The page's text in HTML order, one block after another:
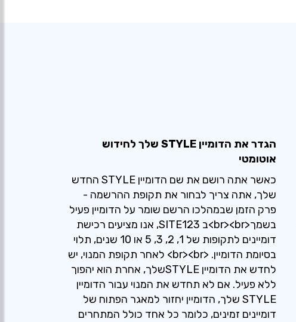
הגדר את הדומיין STYLE שלך לחידוש
אוטומטי
כאשר אתה רושם את שם הדומיין STYLE החדש
שלך, אתה צריך לבחור את תקופת ההרשמה -
פרק הזמן שבמהלכו הרשם שומר על הדומיין פעיל
בשמך<br><br>ב SITE123, אנו מציעים רכישת
דומיינים לתקופות של 1, 2, 3, 5 או 10 שנים, תלוי
בסיומת הדומיין. <br><br> לאחר תקופת המנוי, יש
לחדש את הדומיין STYLEשלך, אחרת הוא יהפוך
ללא פעיל. אם לא תחדש את המנוי עבור הדומיין
STYLE שלך, הדומיין יחזור למאגר הפתוח של
דומיינים זמינים, כלומר כל אחד כולל המתחרים